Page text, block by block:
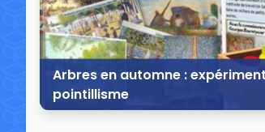
Arbres en automne :
pointillisme